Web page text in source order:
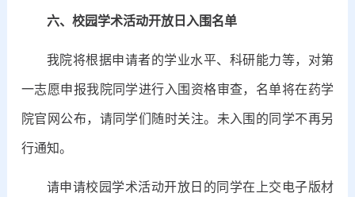
六、校园学术活动开放日入围名单
我院将根据申请者的学业水平、科研能力等，对第
一志愿申报我院同学进行入围资格审查，名单将在药学
院官网公布，请同学们随时关注。未入围的同学不再另
行通知。
请申请校园学术活动开放日的同学在上交电子版材